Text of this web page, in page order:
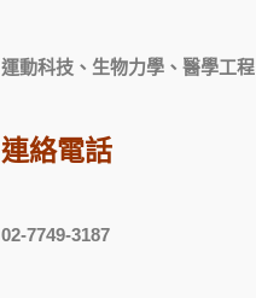
運動科技、生物力學、醫學工程
連絡電話
02-7749-3187